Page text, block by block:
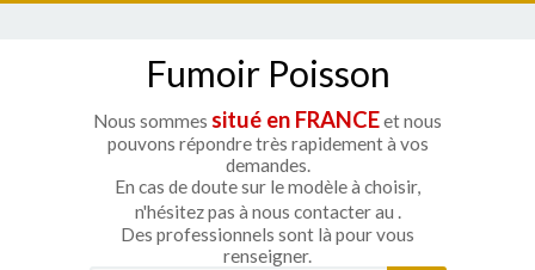
Fumoir Poisson
Nous sommes situé en FRANCEet nous
pouvons répondre très rapidement à vos
demandes.
En cas de doute sur le modèle à choisir,
n'hésitez pas à nous contacter au .
Des professionnels sont là pour vous
renseigner.